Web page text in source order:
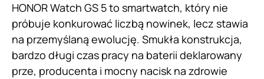
HONOR Watch GS 5 to smartwatch, który nie
próbuje konkurować liczbą nowinek, lecz stawia
na przemyślaną ewolucję. Smukła konstrukcja,
bardzo długi czas pracy na baterii deklarowany
prze, producenta i mocny nacisk na zdrowie